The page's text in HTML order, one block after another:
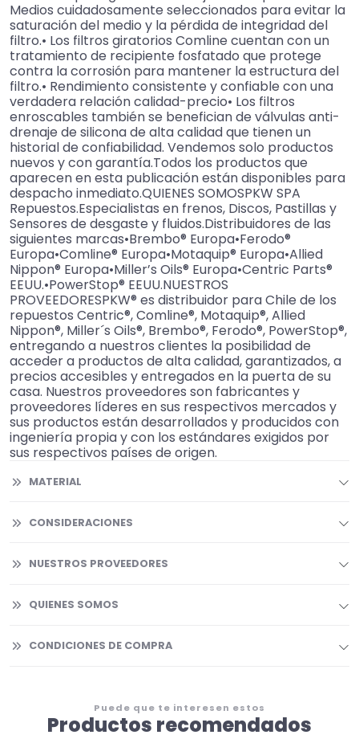
Medios cuidadosamente seleccionados para evitar la
saturación del medio y la pérdida de integridad del
filtro.• Los filtros giratorios Comline cuentan con un
tratamiento de recipiente fosfatado que protege
contra la corrosión para mantener la estructura del
filtro.• Rendimiento consistente y confiable con una
verdadera relación calidad-precio• Los filtros
enroscables también se benefician de válvulas anti-
drenaje de silicona de alta calidad que tienen un
historial de confiabilidad. Vendemos solo productos
nuevos y con garantía.Todos los productos que
aparecen en esta publicación están disponibles para
despacho inmediato.QUIENES SOMOSPKW SPA
Repuestos.Especialistas en frenos, Discos, Pastillas y
Sensores de desgaste y fluidos.Distribuidores de las
siguientes marcas•Brembo® Europa•Ferodo®
Europa•Comline® Europa•Motaquip® Europa•Allied
Nippon® Europa•Miller’s Oils® Europa•Centric Parts®
EEUU.•PowerStop® EEUU.NUESTROS
PROVEEDORESPKW® es distribuidor para Chile de los
repuestos Centric®, Comline®, Motaquip®, Allied
Nippon®, Miller´s Oils®, Brembo®, Ferodo®, PowerStop®,
entregando a nuestros clientes la posibilidad de
acceder a productos de alta calidad, garantizados, a
precios accesibles y entregados en la puerta de su
casa. Nuestros proveedores son fabricantes y
proveedores líderes en sus respectivos mercados y
sus productos están desarrollados y producidos con
ingeniería propia y con los estándares exigidos por
sus respectivos países de origen.
MATERIAL
CONSIDERACIONES
NUESTROS PROVEEDORES
QUIENES SOMOS
CONDICIONES DE COMPRA
Puede que te interesen estos
Productos recomendados